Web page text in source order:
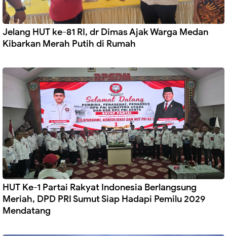
Jelang HUT ke-81 RI, dr Dimas Ajak Warga Medan
Kibarkan Merah Putih di Rumah
HUT Ke-1 Partai Rakyat Indonesia Berlangsung
Meriah, DPD PRI Sumut Siap Hadapi Pemilu 2029
Mendatang